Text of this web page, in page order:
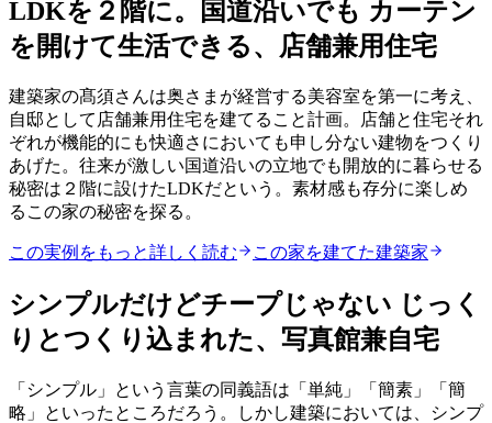
LDKを２階に。国道沿いでも カーテン
を開けて生活できる、店舗兼用住宅
建築家の髙須さんは奥さまが経営する美容室を第一に考え、
自邸として店舗兼用住宅を建てること計画。店舗と住宅それ
ぞれが機能的にも快適さにおいても申し分ない建物をつくり
あげた。往来が激しい国道沿いの立地でも開放的に暮らせる
秘密は２階に設けたLDKだという。素材感も存分に楽しめ
るこの家の秘密を探る。
この実例をもっと詳しく読む この家を建てた建築家
シンプルだけどチープじゃない じっく
りとつくり込まれた、写真館兼自宅
「シンプル」という言葉の同義語は「単純」「簡素」「簡
略」といったところだろう。しかし建築においては、シンプ